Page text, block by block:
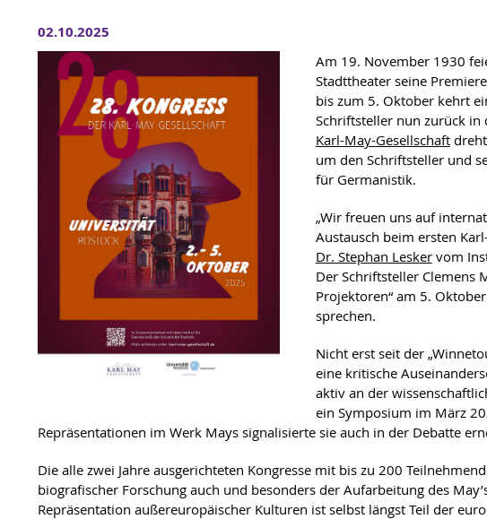
02.10.2025
Am 19. November 1930
Stadttheater seine
bis zum 5. Oktober kehrt
Schriftsteller nun zurück in
Karl-May-Gesellschaftdreht
um den Schriftsteller und
für Germanistik.
„Wir freuen uns auf
Austausch beim ersten
Dr. Stephan Leskervom
Der Schriftsteller Clemens
Projektoren“ am 5.
sprechen.
Nicht erst seit der
eine kritische
aktiv an der
ein Symposium im März
Repräsentationen im Werk Mays signalisierte sie auch in der Debatte
Die alle zwei Jahre ausgerichteten Kongresse mit bis zu 200
biografischer Forschung auch und besonders der Aufarbeitung des
Repräsentation außereuropäischer Kulturen ist selbst längst Teil der